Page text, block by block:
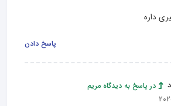
پاسخ دادن
در پاسخ به دیدگاه مریم